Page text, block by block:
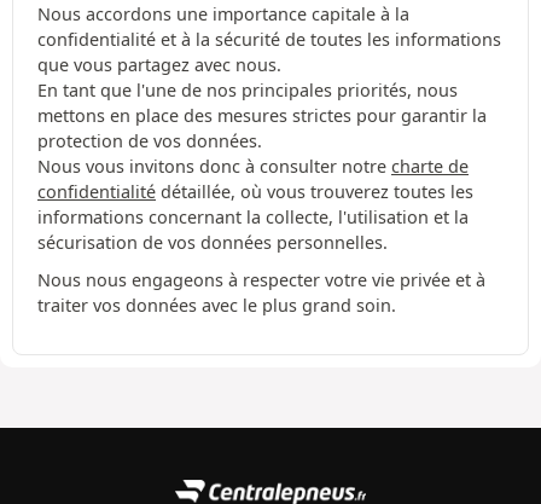
Nous accordons une importance capitale à la
confidentialité et à la sécurité de toutes les informations
que vous partagez avec nous.
En tant que l'une de nos principales priorités, nous
mettons en place des mesures strictes pour garantir la
protection de vos données.
Nous vous invitons donc à consulter notre charte de
confidentialité détaillée, où vous trouverez toutes les
informations concernant la collecte, l'utilisation et la
sécurisation de vos données personnelles.
Nous nous engageons à respecter votre vie privée et à
traiter vos données avec le plus grand soin.